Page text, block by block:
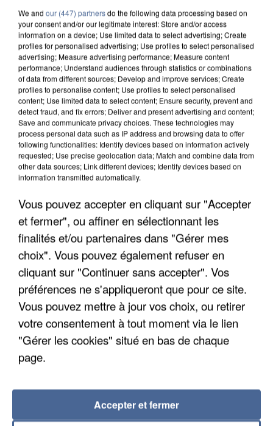
APRÈS TOUTES CES CANICULES, LES REFUGES
DE FAUNE SAUVAGE SONT...
We and our (447) partnersdo the following data processing based on
your consent and/or our legitimate interest: Store and/or access
information on a device; Use limited data to select advertising; Create
profiles for personalised advertising; Use profiles to select personalised
advertising; Measure advertising performance; Measure content
performance; Understand audiences through statistics or combinations
of data from different sources; Develop and improve services; Create
profiles to personalise content; Use profiles to select personalised
content; Use limited data to select content; Ensure security, prevent and
detect fraud, and fix errors; Deliver and present advertising and content;
Save and communicate privacy choices. These technologies may
process personal data such as IP address and browsing data to offer
following functionalities: Identify devices based on information actively
requested; Use precise geolocation data; Match and combine data from
other data sources; Link different devices; Identify devices based on
information transmitted automatically.
Vous pouvez accepter en cliquant sur "Accepter
et fermer", ou affiner en sélectionnant les
finalités et/ou partenaires dans "Gérer mes
choix". Vous pouvez également refuser en
cliquant sur "Continuer sans accepter". Vos
préférences ne s'appliqueront que pour ce site.
Vous pouvez mettre à jour vos choix, ou retirer
votre consentement à tout moment via le lien
"Gérer les cookies" situé en bas de chaque
page.
Accepter et fermer